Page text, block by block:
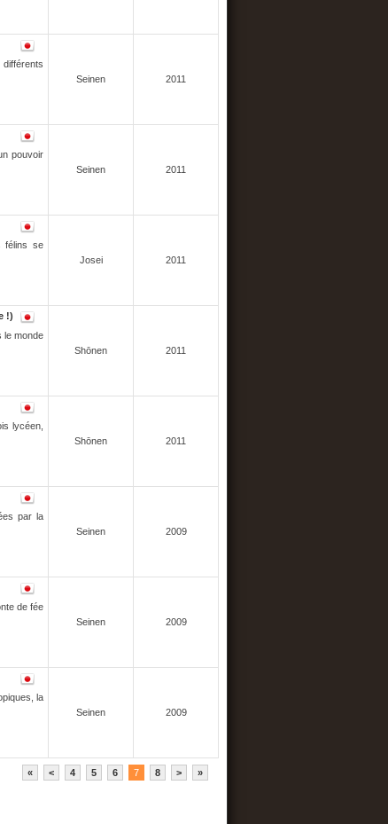
Seinen 2011
pouvoir
Seinen 2011
félins se
Josei 2011
!)
le monde
Shōnen 2011
lycéen,
Shōnen 2011
par la
Seinen 2009
de fée
Seinen 2009
la
Seinen 2009
« < 4 5 6 7 8 > »